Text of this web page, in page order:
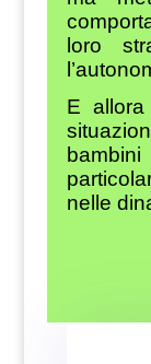
loro
E
nelle